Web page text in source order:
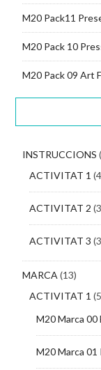
M20 Pack11
M20 Pack 10
M20 Pack 09 Art
INSTRUCCIONS
ACTIVITAT 1
ACTIVITAT 2
ACTIVITAT 3
MARCA (13)
ACTIVITAT 1
M20 Marca
M20 Marca 01